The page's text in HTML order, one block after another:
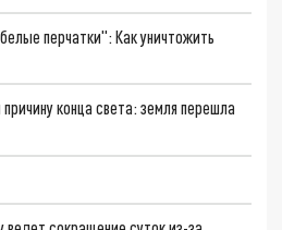
перчатки": Как уничтожить
конца света: земля перешла